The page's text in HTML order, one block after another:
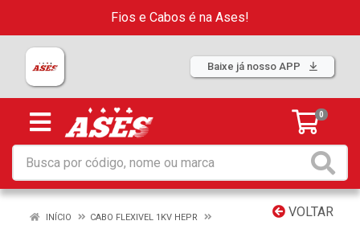
Fios e Cabos é na Ases!
Baixe já nosso APP
0
VOLTAR
INÍCIO
CABO FLEXIVEL 1KV HEPR